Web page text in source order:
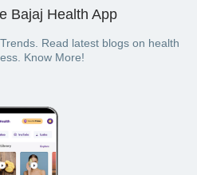
Bajaj Health App
Read latest blogs on health
Know More!